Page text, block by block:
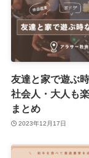
友達と家で遊ぶ
社会人・大人も
まとめ
2023年12月17日